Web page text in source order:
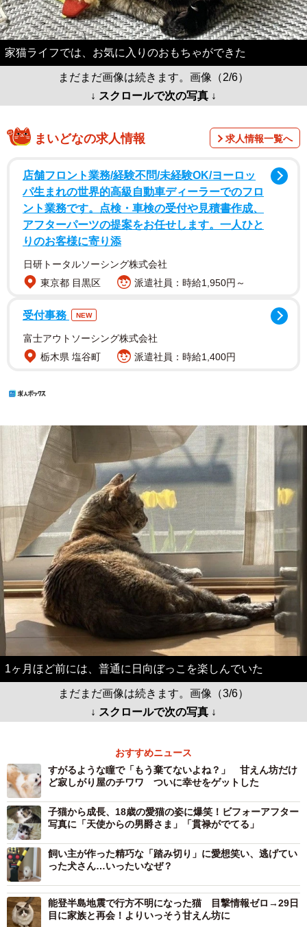
家猫ライフでは、お気に入りのおもちゃができた
まだまだ画像は続きます。画像（2/6）
↓ スクロールで次の写真 ↓
まいどなの求人情報 求人情報一覧へ
店舗フロント業務/経験不問/未経験OK/ヨーロッ
パ生まれの世界的高級自動車ディーラーでのフロ
ント業務です。点検・車検の受付や見積書作成、
アフターパーツの提案をお任せします。一人ひと
りのお客様に寄り添
日研トータルソーシング株式会社
東京都 目黒区
派遣社員：時給1,950円～
受付事務 NEW
富士アウトソーシング株式会社
栃木県 塩谷町
派遣社員：時給1,400円
1ヶ月ほど前には、普通に日向ぼっこを楽しんでいた
まだまだ画像は続きます。画像（3/6）
↓ スクロールで次の写真 ↓
おすすめニュース
すがるような瞳で「もう棄てないよね？」 甘えん坊だけ
ど寂しがり屋のチワワ ついに幸せをゲットした
子猫から成長、18歳の愛猫の姿に爆笑！ビフォーアフター
写真に「天使からの男爵さま」「貫禄がでてる」
飼い主が作った精巧な「踏み切り」に愛想笑い、逃げてい
った犬さん…いったいなぜ？
能登半島地震で行方不明になった猫 目撃情報ゼロ→29日
目に家族と再会！よりいっそう甘えん坊に